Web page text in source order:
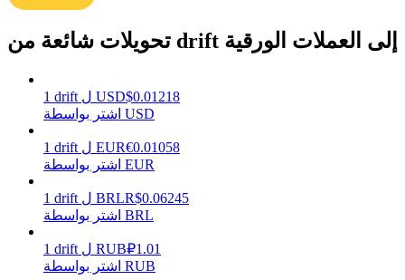
يكسب
تحويلات شائعة من drift إلى العملات الورقية
1 drift ل USD$0.01218
اشتر بواسطة USD
1 drift ل EUR€0.01058
اشتر بواسطة EUR
1 drift ل BRLR$0.06245
اشتر بواسطة BRL
1 drift ل RUB₽1.01
اشتر بواسطة RUB